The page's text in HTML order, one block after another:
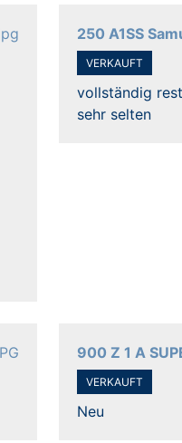
250 A1SS
VERKAUFT
vollständig
sehr selten
900 Z 1 A
VERKAUFT
Neu